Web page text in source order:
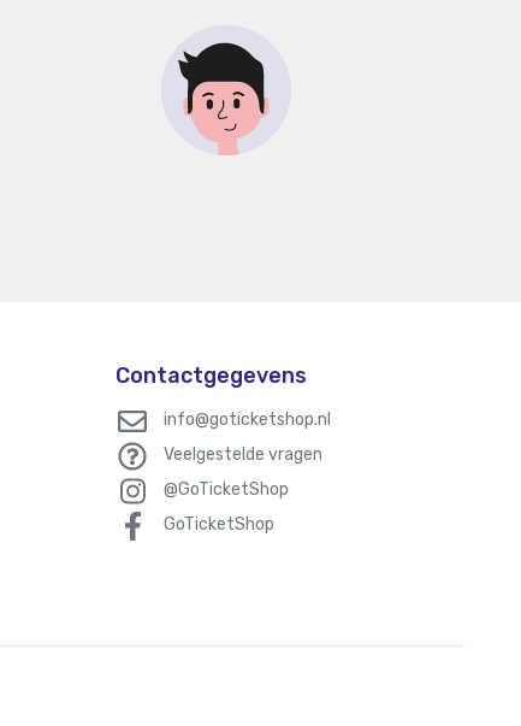
Contactgegevens
info@goticketshop.nl
Veelgestelde vragen
@GoTicketShop
GoTicketShop